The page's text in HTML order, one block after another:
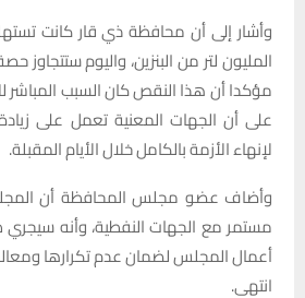
وأشار إلى أن محافظة ذي قار كانت
المليون لتر من البنزين، واليوم ستتجاوز
مؤكدا أن هذا النقص كان السبب المباشر
على أن الجهات المعنية تعمل على
لإنهاء الأزمة بالكامل خلال الأيام المقبلة.
وأضاف عضو مجلس المحافظة أن
مستمر مع الجهات النفطية، وأنه
أعمال المجلس لضمان عدم تكرارها
انتهى.